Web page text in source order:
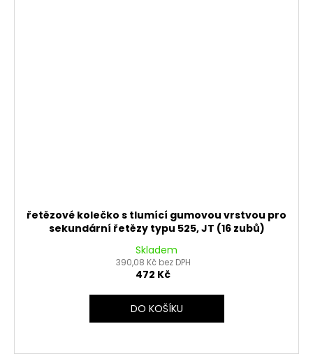
řetězové kolečko s tlumící gumovou vrstvou pro
sekundární řetězy typu 525, JT (16 zubů)
Skladem
390,08 Kč bez DPH
472 Kč
DO KOŠÍKU